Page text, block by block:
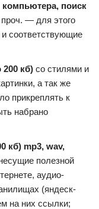
компьютера, поиск
проч. — для этого
соответствующие
кб) со стилями и
а так же
прикреплять к
набрано
кб) mp3, wav,
полезной
аудио-
(яндеск-
на них ссылки;